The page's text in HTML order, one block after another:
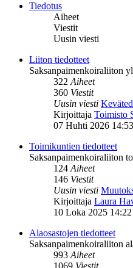
Tiedotus
Aiheet
Viestit
Uusin viesti
Liiton tiedotteet
Saksanpaimenkoiraliiton
322Aiheet
360 Viestit
Uusin viesti
Kirjoittaja Toimisto
07 Huhti 2026 14:53
Toimikuntien tiedotteet
Saksanpaimenkoiraliiton
124Aiheet
146 Viestit
Uusin viesti
Kirjoittaja Laura
10 Loka 2025 14:22
Alaosastojen tiedotteet
Saksanpaimenkoiraliiton
993Aiheet